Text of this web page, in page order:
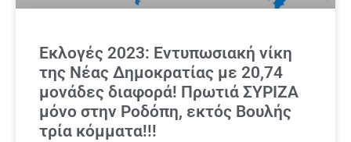
Εκλογές 2023: Εντυπωσιακή νίκη
της Νέας Δημοκρατίας με 20,74
μονάδες διαφορά! Πρωτιά ΣΥΡΙΖΑ
μόνο στην Ροδόπη, εκτός Βουλής
τρία κόμματα!!!